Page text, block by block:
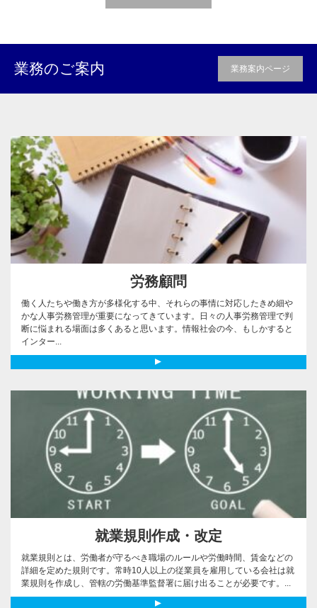
業務のご案内 業務案内ページ
労務顧問
働く人たちや働き方が多様化する中、それらの事情に対応したきめ細や
かな人事労務管理が重要になってきています。日々の人事労務管理で判
断に悩まれる場面は多くあると思います。情報社会の今、もしかすると
インター...
就業規則作成・改定
就業規則とは、労働者が守るべき職場のルールや労働時間、賃金などの
詳細を定めた規則です。常時10人以上の従業員を雇用している会社は就
業規則を作成し、管轄の労働基準監督署に届け出ることが必要です。...